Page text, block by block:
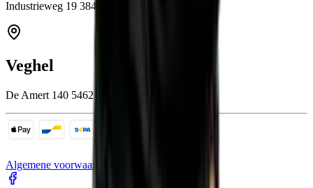
Industrieweg 19 3846 BB Harderwijk
Veghel
De Amert 140 5462 GH Veghel
Algemene voorwaarden